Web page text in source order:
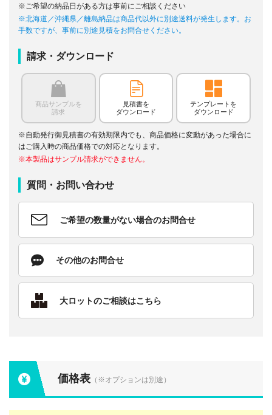
※ご希望の納品日がある方は事前にご相談ください
※北海道／沖縄県／離島納品は商品代以外に別途送料が発生します。お
手数ですが、事前に別途見積をお問合せください。
請求・ダウンロード
商品サンプルを
請求
見積書を
ダウンロード
テンプレートを
ダウンロード
※自動発行御見積書の有効期限内でも、商品価格に変動があった場合に
はご購入時の商品価格での対応となります。
※本製品はサンプル請求ができません。
質問・お問い合わせ
ご希望の数量がない場合のお問合せ
その他のお問合せ
大ロットのご相談はこちら
価格表 （※オプションは別途）